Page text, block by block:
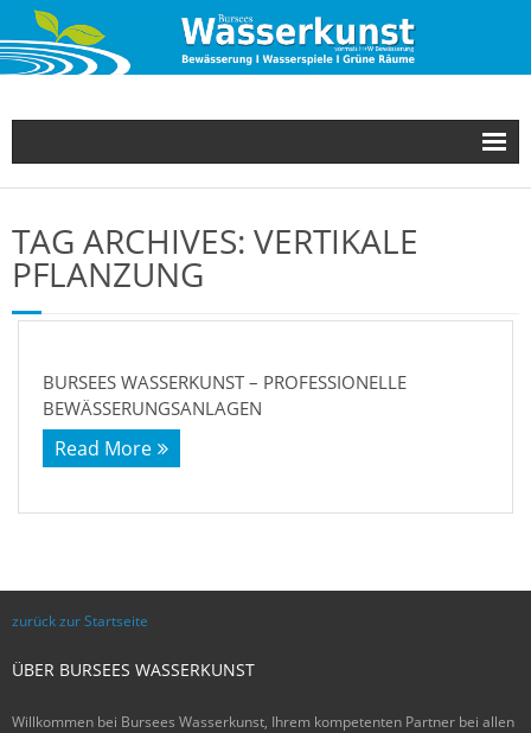
Unsere Leistungen
Referenzen
Neuigkeiten
TAG ARCHIVES: VERTIKALE
PFLANZUNG
BURSEES WASSERKUNST – PROFESSIONELLE
BEWÄSSERUNGSANLAGEN
Read More
zurück zur Startseite
ÜBER BURSEES WASSERKUNST
Willkommen bei Bursees Wasserkunst, Ihrem kompetenten Partner bei allen